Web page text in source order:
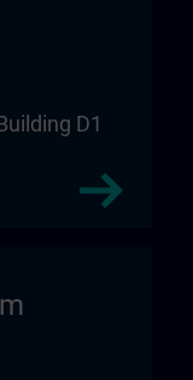
D1